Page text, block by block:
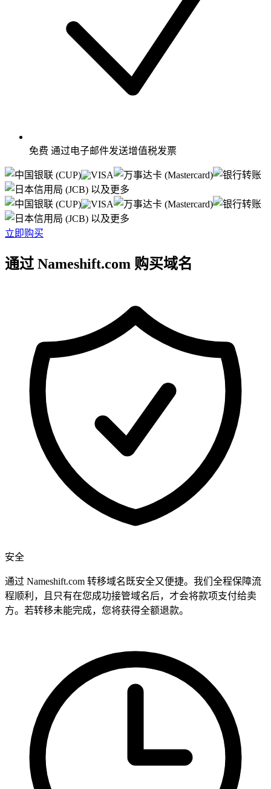
免费 通过电子邮件发送增值税发票
以及更多
以及更多
立即购买
通过 Nameshift.com 购买域名
安全
通过 Nameshift.com 转移域名既安全又便捷。我们全程保障流
程顺利，且只有在您成功接管域名后，才会将款项支付给卖
方。若转移未能完成，您将获得全额退款。